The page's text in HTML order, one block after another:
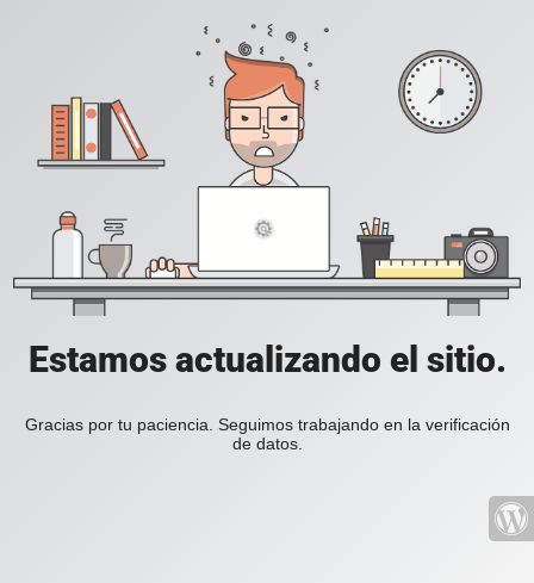
Estamos actualizando el sitio.
Gracias por tu paciencia. Seguimos trabajando en la verificación
de datos.